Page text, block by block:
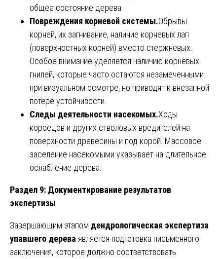
общее состояние дерева.
Повреждения корневой системы.Обрывы
корней, их загнивание, наличие корневых лап
(поверхностных корней) вместо стержневых.
Особое внимание уделяется наличию корневых
гнилей, которые часто остаются незамеченными
при визуальном осмотре, но приводят к внезапной
потере устойчивости.
Следы деятельности насекомых.Ходы
короедов и других стволовых вредителей на
поверхности древесины и под корой. Массовое
заселение насекомыми указывает на длительное
ослабление дерева.
Раздел 9: Документирование результатов
экспертизы
Завершающим этапом дендрологическая экспертиза
упавшего дерева является подготовка письменного
заключения, которое должно соответствовать